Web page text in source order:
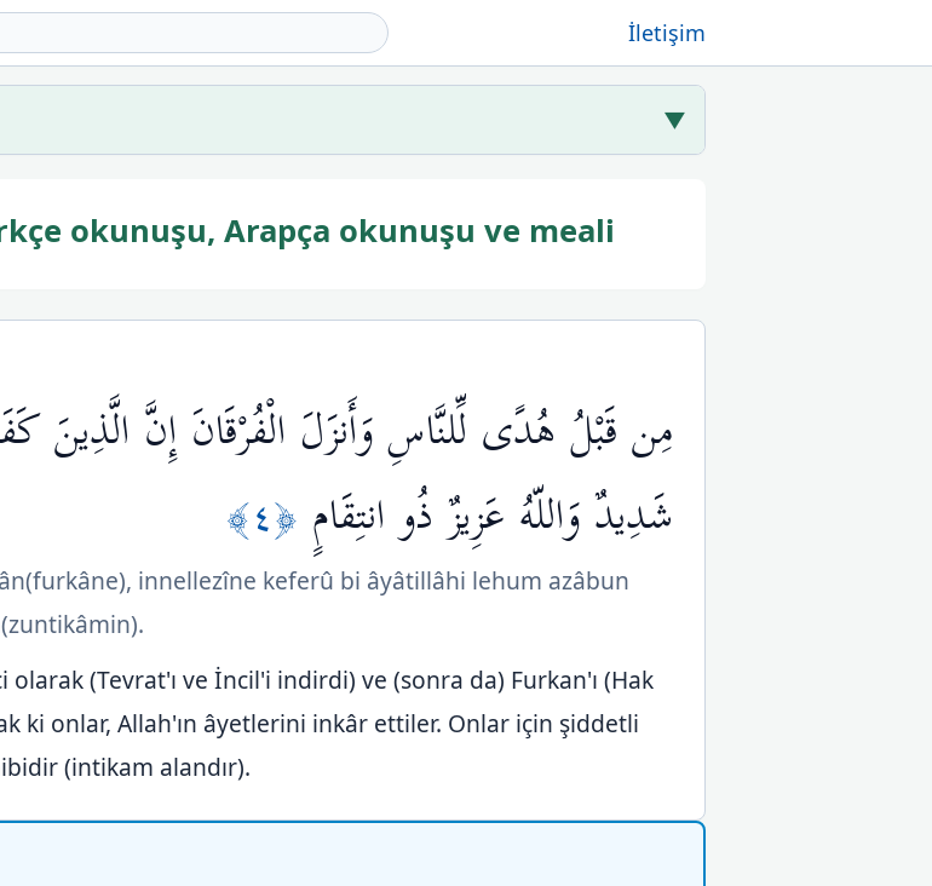
İletişim
▼
okunuşu, Arapça okunuşu ve meali
مِن قَبْلُ هُدًى لِّلنَّاسِ وَأَنزَلَ الْفُرْقَانَ إِنَّ الَّذِينَ
شَدِيدٌ وَاللّهُ عَزِيزٌ ذُو انتِقَامٍ ﴿٤﴾
innellezîne keferû bi âyâtillâhi lehum azâbun
(Tevrat'ı ve İncil'i indirdi) ve (sonra da) Furkan'ı (Hak
ki onlar, Allah'ın âyetlerini inkâr ettiler. Onlar için şiddetli
(intikam alandır).